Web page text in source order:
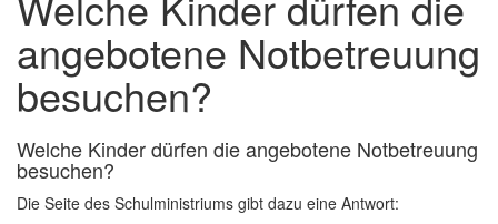
angebotene Notbetreuung
besuchen?
Welche Kinder dürfen die angebotene Notbetreuung
besuchen?
Die Seite des Schulministriums gibt dazu eine Antwort: